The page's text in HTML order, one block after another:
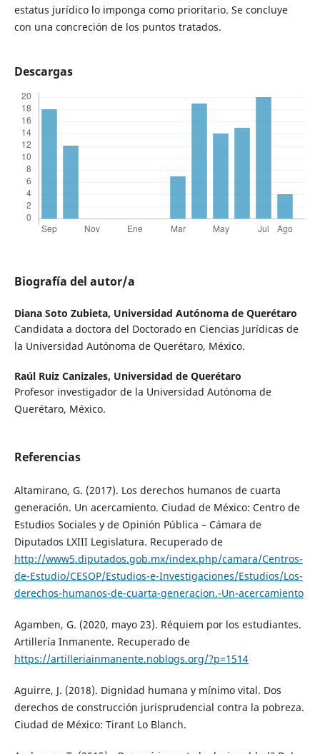
estatus jurídico lo imponga como prioritario. Se concluye
con una concreción de los puntos tratados.
Descargas
Biografía del autor/a
Diana Soto Zubieta, Universidad Autónoma de Querétaro
Candidata a doctora del Doctorado en Ciencias Jurídicas de
la Universidad Autónoma de Querétaro, México.
Raúl Ruiz Canizales, Universidad de Querétaro
Profesor investigador de la Universidad Autónoma de
Querétaro, México.
Referencias
Altamirano, G. (2017). Los derechos humanos de cuarta
generación. Un acercamiento. Ciudad de México: Centro de
Estudios Sociales y de Opinión Pública – Cámara de
Diputados LXIII Legislatura. Recuperado de
http://www5.diputados.gob.mx/index.php/camara/Centros-
de-Estudio/CESOP/Estudios-e-Investigaciones/Estudios/Los-
derechos-humanos-de-cuarta-generacion.-Un-acercamiento
Agamben, G. (2020, mayo 23). Réquiem por los estudiantes.
Artillería Inmanente. Recuperado de
https://artilleriainmanente.noblogs.org/?p=1514
Aguirre, J. (2018). Dignidad humana y mínimo vital. Dos
derechos de construcción jurisprudencial contra la pobreza.
Ciudad de México: Tirant Lo Blanch.